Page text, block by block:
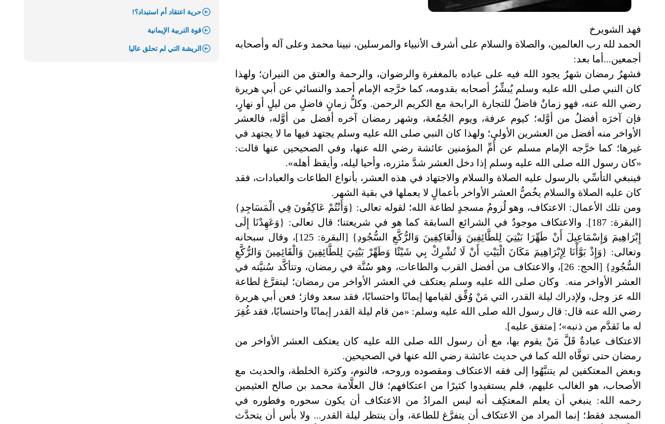
فهد الشويرخ
الحمد لله رب العالمين، والصلاة والسلام على أشرف الأنبياء والمرسلين، نبينا محمد وعلى آله وأصحابه
أجمعين...أما بعد:
فشهرُ رمضان شهرٌ يجود الله فيه على عباده بالمغفرة والرضوان، والرحمة والعتق من النيران؛ ولهذا
كان النبي صلى الله عليه وسلم يُبشِّرُ أصحابه بقدومه، كما خرَّجه الإمام أحمد والنسائي عن أبي هريرة
رضي الله عنه، فهو زمانٌ فاضلٌ للتجارة الرابحة مع الكريم الرحمن. وكلُّ زمانٍ فاضلٍ من ليلٍ أو نهارٍ،
فإن آخرَه أفضلُ من أوَّله؛ كيوم عرفة، ويوم الجُمُعة، وشهر رمضان آخره أفضل من أوَّله، فالعشر
الأواخر منه أفضل من العشرين الأولى؛ ولهذا كان النبي صلى الله عليه وسلم يجتهد فيها ما لا يجتهد في
غيرها؛ كما خرَّجه الإمام مسلم عن أُمِّ المؤمنين عائشة رضي الله عنها، وفي الصحيحين عنها قالت:
«كان رسول الله صلى الله عليه وسلم إذا دخل العشر شدَّ مئزره، وأحيا ليله، وأيقظ أهله».
فينبغي التأسِّي بالرسول عليه الصلاة والسلام والاجتهاد في هذه العشر، بأنواع الطاعات والعبادات، فقد
كان عليه الصلاة والسلام يخُصُّ العشر الأواخر بأعمالٍ لا يعملها في بقية الشهر.
ومن تلك الأعمال: الاعتكاف، وهو لُزومُ مسجدٍ لطاعة الله؛ لقوله تعالى: {وَأَنْتُمْ عَاكِفُونَ فِي الْمَسَاجِدِ}
[البقرة: 187]. والاعتكاف موجودٌ في الشرائع السابقة كما هو في شريعتنا؛ قال تعالى: {وَعَهِدْنَا إِلَى
إِبْرَاهِيمَ وَإِسْمَاعِيلَ أَنْ طَهِّرَا بَيْتِيَ لِلطَّائِفِينَ وَالْعَاكِفِينَ وَالرُّكَّعِ السُّجُودِ} [البقرة: 125]، وقال سبحانه
وتعالى: {وَإِذْ بَوَّأْنَا لِإِبْرَاهِيمَ مَكَانَ الْبَيْتِ أَنْ لَا تُشْرِكْ بِي شَيْئًا وَطَهِّرْ بَيْتِيَ لِلطَّائِفِينَ وَالْقَائِمِينَ وَالرُّكَّعِ
السُّجُودِ} [الحج: 26]، والاعتكاف من أفضل القرب والطاعات، وهو سُنَّة في رمضان، وتتأكَّد سُنيَّته في
العشر الأواخر منه. وكان صلى الله عليه وسلم يعتكف في العشر الأواخر من رمضان؛ ليتفرَّغ لطاعة
الله عز وجل، ولإدراك ليلة القدر، التي مَنْ وُفِّق لقيامها إيمانًا واحتسابًا، فقد سعد وفاز؛ فعن أبي هريرة
رضي الله عنه قال: قال رسول الله صلى الله عليه وسلم: «من قام ليلة القدر إيمانًا واحتسابًا، فقد غُفِرَ
له ما تَقدَّم من ذنبه»؛ [متفق عليه].
الاعتكاف عبادةٌ قَلَّ مَنْ يقوم بها، مع أن رسول الله صلى الله عليه كان يعتكف العشر الأواخر من
رمضان حتى توفَّاه الله كما في حديث عائشة رضي الله عنها في الصحيحين.
وبعض المعتكفين لم يتنبَّهُوا إلى فقه الاعتكاف ومقصوده وروحه، فالنوم، وكثرة الخلطة، والحديث مع
الأصحاب، هو الغالب عليهم، فلم يستفيدوا كثيرًا من اعتكافهم؛ قال العلَّامة محمد بن صالح العثيمين
رحمه الله: ينبغي أن يعلم المعتكِف أنه ليس المرادُ من الاعتكاف أن يكون سحوره وفطوره في
المسجد فقط؛ إنما المراد من الاعتكاف أن يتفرَّغ للطاعة، وأن ينتظر ليلة القدر... ولا بأس أن يتحدَّث
حرية اعتقاد أم استبداد؟!
قوة التربية الإيمانية
الريشة التي لم تحلق عاليا